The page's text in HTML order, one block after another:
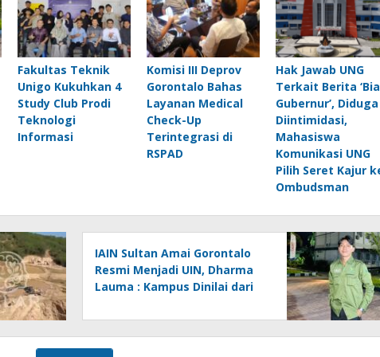
Fakultas Teknik
Unigo Kukuhkan 4
Study Club Prodi
Teknologi
Informasi
Komisi III Deprov
Gorontalo Bahas
Layanan Medical
Check-Up
Terintegrasi di
RSPAD
Hak Jawab UNG
Terkait Berita
Gubernur’, Diduga
Diintimidasi,
Mahasiswa
Komunikasi UNG
Pilih Seret Kajur
Ombudsman
IAIN Sultan Amai Gorontalo
Resmi Menjadi UIN, Dharma
Lauma : Kampus Dinilai dari